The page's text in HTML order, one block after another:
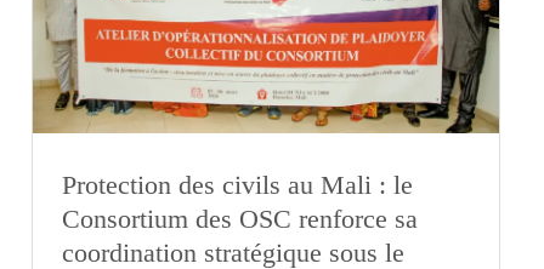
Protection des civils au Mali : le
Consortium des OSC renforce sa
coordination stratégique sous le